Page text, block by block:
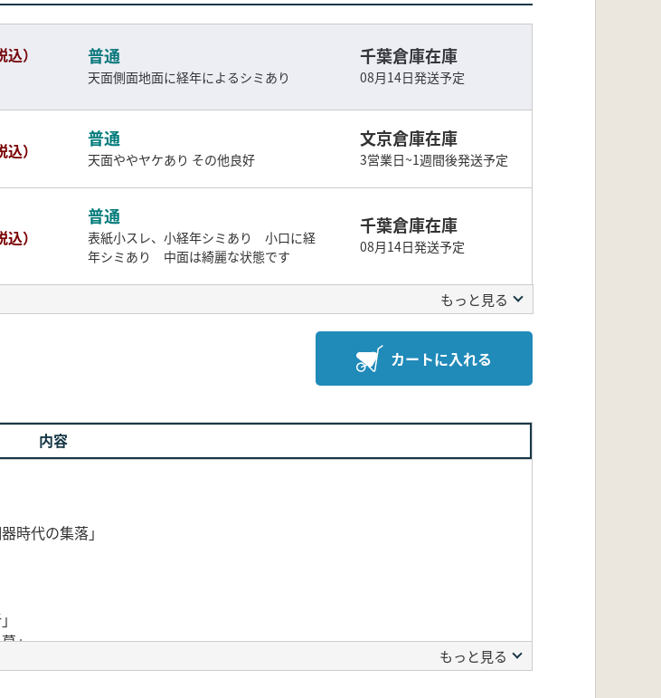
込）
普通
天面側面地面に経年によるシミあり
千葉倉庫在庫
08月14日発送予定
込）
普通
天面ややヤケあり その他良好
文京倉庫在庫
3営業日~1週間後発送予定
込）
普通
表紙小スレ、小経年シミあり 小口に経
年シミあり 中面は綺麗な状態です
千葉倉庫在庫
08月14日発送予定
もっと見る
カートに入れる
内容
時代の集落」
」
もっと見る